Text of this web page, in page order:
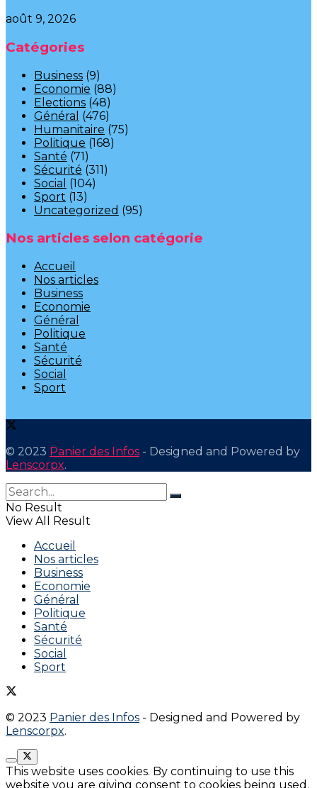
août 9, 2026
Catégories
Business (9)
Economie (88)
Elections (48)
Général (476)
Humanitaire (75)
Politique (168)
Santé (71)
Sécurité (311)
Social (104)
Sport (13)
Uncategorized (95)
Nos articles selon catégorie
Accueil
Nos articles
Business
Economie
Général
Politique
Santé
Sécurité
Social
Sport
© 2023 Panier des Infos - Designed and Powered by
Lenscorpx.
No Result
View All Result
Accueil
Nos articles
Business
Economie
Général
Politique
Santé
Sécurité
Social
Sport
© 2023 Panier des Infos - Designed and Powered by
Lenscorpx.
This website uses cookies. By continuing to use this
website you are giving consent to cookies being used.